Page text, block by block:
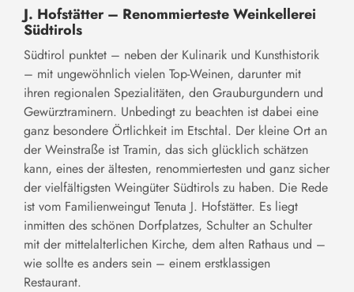
J. Hofstätter – Renommierteste Weinkellerei
Südtirols
Südtirol punktet – neben der Kulinarik und Kunsthistorik
– mit ungewöhnlich vielen Top-Weinen, darunter mit
ihren regionalen Spezialitäten, den Grauburgundern und
Gewürztraminern. Unbedingt zu beachten ist dabei eine
ganz besondere Örtlichkeit im Etschtal. Der kleine Ort an
der Weinstraße ist Tramin, das sich glücklich schätzen
kann, eines der ältesten, renommiertesten und ganz sicher
der vielfältigsten Weingüter Südtirols zu haben. Die Rede
ist vom Familienweingut Tenuta J. Hofstätter. Es liegt
inmitten des schönen Dorfplatzes, Schulter an Schulter
mit der mittelalterlichen Kirche, dem alten Rathaus und –
wie sollte es anders sein – einem erstklassigen
Restaurant.